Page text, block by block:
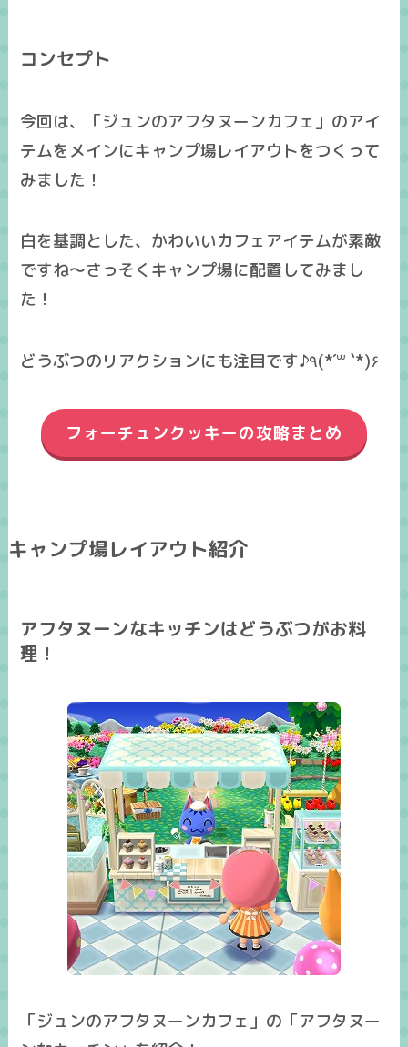
コンセプト
今回は、「ジュンのアフタヌーンカフェ」のアイ
テムをメインにキャンプ場レイアウトをつくって
みました！
白を基調とした、かわいいカフェアイテムが素敵
ですね～さっそくキャンプ場に配置してみまし
た！
どうぶつのリアクションにも注目です♪٩(*´꒳ `*)۶
フォーチュンクッキーの攻略まとめ
キャンプ場レイアウト紹介
アフタヌーンなキッチンはどうぶつがお料
理！
「ジュンのアフタヌーンカフェ」の「アフタヌー